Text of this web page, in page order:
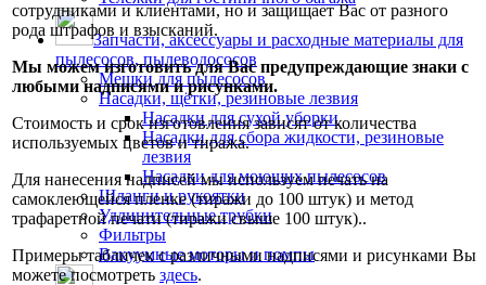
Запчасти, аксессуары и расходные материалы для
пылесосов, пылеводососов
Мешки для пылесосов
Насадки, щётки, резиновые лезвия
Насадки для сухой уборки
Насадки для сбора жидкости, резиновые
лезвия
Насадки для моющих пылесосов
Шланги и рукоятки
Удлинительные трубки
Фильтры
Вакуумные моторы и помпы
сотрудниками и клиентами, но и защищает Вас от разного
рода штрафов и взысканий.
Мы можем изготовить для Вас предупреждающие знаки с
любыми надписями и рисунками.
Стоимость и срок изготовления зависят от количества
используемых цветов и тиража.
Для нанесения надписей мы используем печать на
самоклеющейся пленке (тиражи до 100 штук) и метод
трафаретной печати (тиражи свыше 100 штук)..
Примеры табличек с различными надписями и рисунками Вы
можете посмотреть здесь.